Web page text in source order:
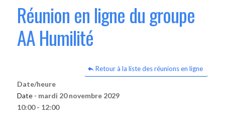
Réunion en ligne du groupe
AA Humilité
Retour à la liste des réunions en ligne
Date/heure
Date - mardi 20 novembre 2029
10:00 - 12:00